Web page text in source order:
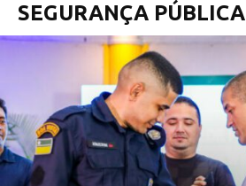
SEGURANÇA PÚBLICA